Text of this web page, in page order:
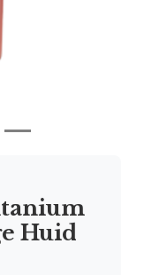
Huid